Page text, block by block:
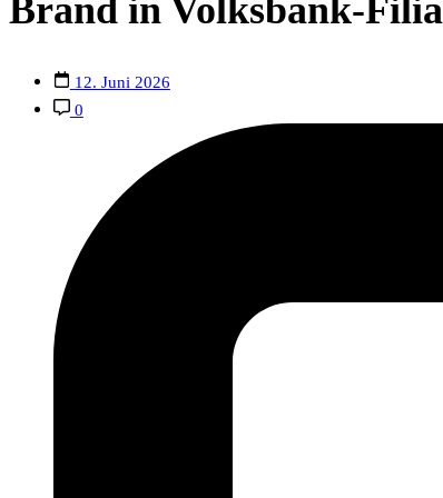
Brand in Volksbank-
12. Juni 2026
0